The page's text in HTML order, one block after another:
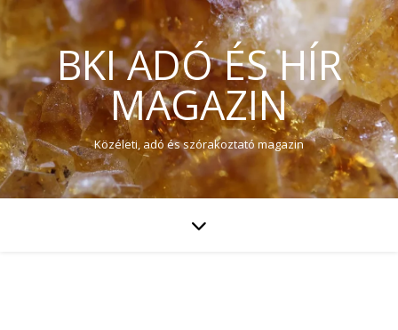
BKI ADÓ ÉS HÍR
MAGAZIN
Közéleti, adó és szórakoztató magazin